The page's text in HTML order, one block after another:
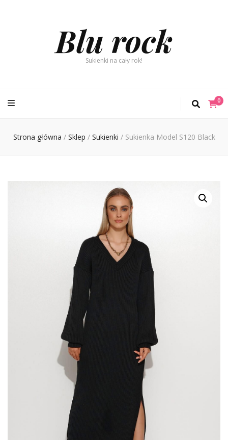
Blu rock
Sukienki na cały rok!
0
Strona główna / Sklep / Sukienki / Sukienka Model S120 Black